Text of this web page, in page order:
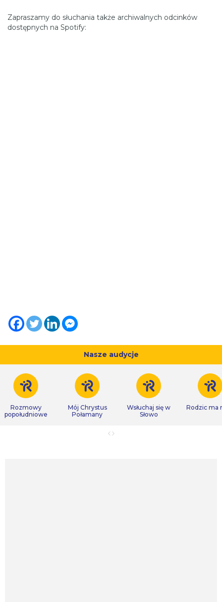
Zapraszamy do słuchania także archiwalnych odcinków
dostępnych na Spotify:
Nasze audycje
Rozmowy
popołudniowe
Mój Chrystus
Połamany
Wsłuchaj się w
Słowo
Rodzic ma